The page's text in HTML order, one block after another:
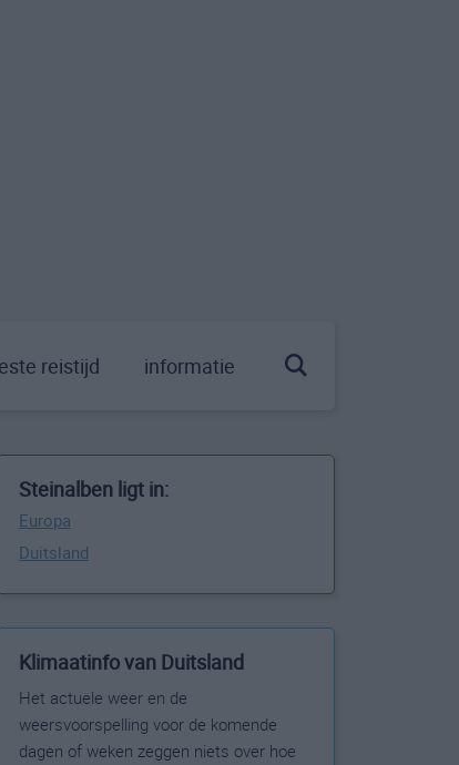
reistijd informatie
Steinalben ligt in:
Europa
Duitsland
Klimaatinfo van Duitsland
Het actuele weer en de
weersvoorspelling voor de komende
dagen of weken zeggen niets over hoe